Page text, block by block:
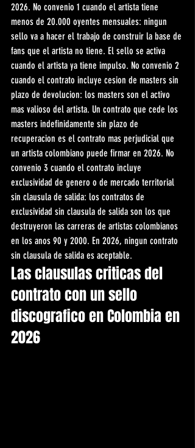
2026. No convenio 1 cuando el artista tiene
menos de 20.000 oyentes mensuales: ningun
sello va a hacer el trabajo de construir la base de
fans que el artista no tiene. El sello se activa
cuando el artista ya tiene impulso. No convenio 2
cuando el contrato incluye cesion de masters sin
plazo de devolucion: los masters son el activo
mas valioso del artista. Un contrato que cede los
masters indefinidamente sin plazo de
recuperacion es el contrato mas perjudicial que
un artista colombiano puede firmar en 2026. No
convenio 3 cuando el contrato incluye
exclusividad de genero o de mercado territorial
sin clausula de salida: los contratos de
exclusividad sin clausula de salida son los que
destruyeron las carreras de artistas colombianos
en los anos 90 y 2000. En 2026, ningun contrato
sin clausula de salida es aceptable.
Las clausulas criticas del
contrato con un sello
discografico en Colombia en
2026